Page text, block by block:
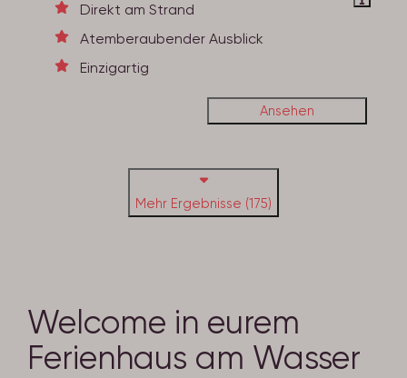
Direkt am Strand
Atemberaubender Ausblick
Einzigartig
Ansehen
Mehr Ergebnisse (175)
Welcome in eurem
Ferienhaus am Wasser